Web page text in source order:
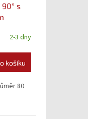
s
2-3 dny
košíku
80